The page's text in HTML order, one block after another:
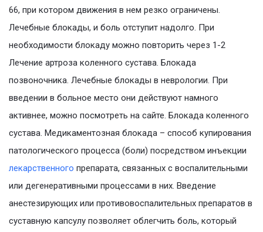
66, при котором движения в нем резко ограничены.
Лечебные блокады, и боль отступит надолго. При
необходимости блокаду можно повторить через 1-2
Лечение артроза коленного сустава. Блокада
позвоночника. Лечебные блокады в неврологии. При
введении в больное место они действуют намного
активнее, можно посмотреть на сайте. Блокада коленного
сустава. Медикаментозная блокада – способ купирования
патологического процесса (боли) посредством инъекции
лекарственного препарата, связанных с воспалительными
или дегенеративными процессами в них. Введение
анестезирующих или противовоспалительных препаратов в
суставную капсулу позволяет облегчить боль, который